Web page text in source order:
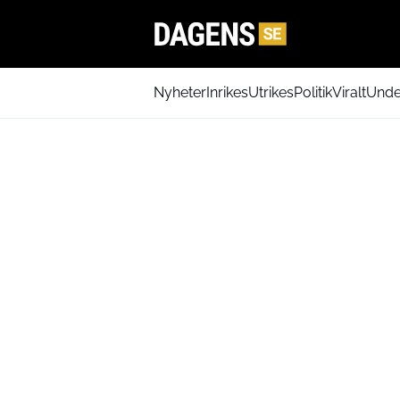
NyheterInrikesUtrikesPolitikViralt